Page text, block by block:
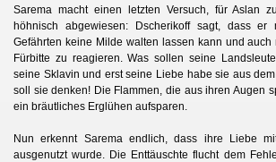
Sarema macht einen letzten Versuch, für Aslan
höhnisch abgewiesen: Dscherikoff sagt, dass er
Gefährten keine Milde walten lassen kann und auch
Fürbitte zu reagieren. Was sollen seine
seine Sklavin und erst seine Liebe habe sie aus
soll sie denken! Die Flammen, die aus ihren Augen
ein bräutliches Erglühen aufsparen.
Nun erkennt Sarema endlich, dass ihre Liebe
ausgenutzt wurde. Die Enttäuschte flucht dem